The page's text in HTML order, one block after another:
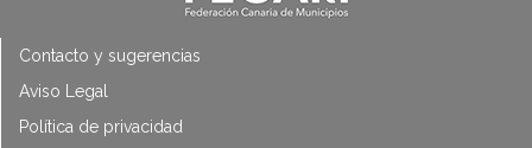
Contacto y sugerencias
Aviso Legal
Política de privacidad